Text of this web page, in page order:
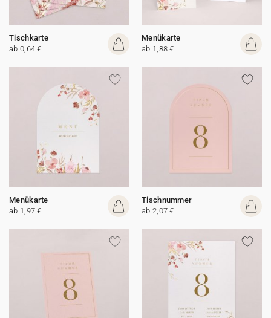
Tischkarte
ab 0,64 €
Menükarte
ab 1,88 €
Menükarte
ab 1,97 €
Tischnummer
ab 2,07 €